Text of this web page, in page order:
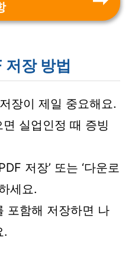
저장 방법
장이 제일 중요해요.
실업인정 때 증빙
저장’ 또는 ‘다운로
세요.
포함해 저장하면 나
.